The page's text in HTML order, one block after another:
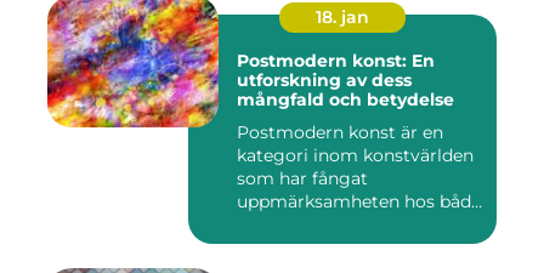
18. jan
Postmodern konst: En
utforskning av dess
mångfald och betydelse
Postmodern konst är en
kategori inom konstvärlden
som har fångat
uppmärksamheten hos både